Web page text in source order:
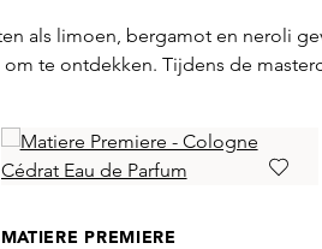
als limoen, bergamot en neroli
te ontdekken. Tijdens de
MATIERE PREMIERE